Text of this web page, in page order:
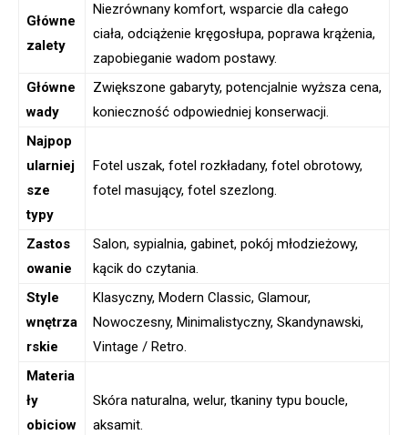
Główne
zalety
Niezrównany komfort, wsparcie dla całego
ciała, odciążenie kręgosłupa, poprawa krążenia,
zapobieganie wadom postawy.
Główne
wady
Zwiększone gabaryty, potencjalnie wyższa cena,
konieczność odpowiedniej konserwacji.
Najpop
ularniej
sze
typy
Fotel uszak, fotel rozkładany, fotel obrotowy,
fotel masujący, fotel szezlong.
Zastos
owanie
Salon, sypialnia, gabinet, pokój młodzieżowy,
kącik do czytania.
Style
wnętrza
rskie
Klasyczny, Modern Classic, Glamour,
Nowoczesny, Minimalistyczny, Skandynawski,
Vintage / Retro.
Materia
ły
obiciow
Skóra naturalna, welur, tkaniny typu boucle,
aksamit.